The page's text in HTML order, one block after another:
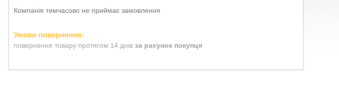
Компанія тимчасово не приймає замовлення
повернення товару протягом 14 днів за рахунок покупця